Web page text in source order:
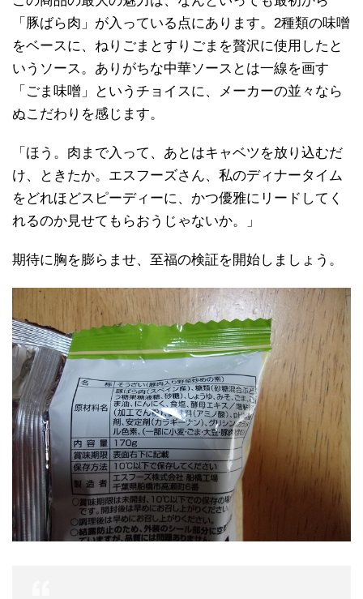
「豚ばら肉」が入っている点にあります。2種類の味噌
をベースに、ねりごまとすりごまを贅沢に使用したと
いうソース。ありがちな中華ソースとは一線を画す
「ごま味噌」というチョイスに、メーカーの並々なら
ぬこだわりを感じます。
「ほう。肉まで入って、あとはキャベツを放り込むだ
け、ときたか。エスフーズさん、私のディナータイム
をどれほどスピーディーに、かつ優雅にリードしてく
れるのか見せてもらおうじゃないか。」
期待に胸を膨らませ、至福の検証を開始しましょう。